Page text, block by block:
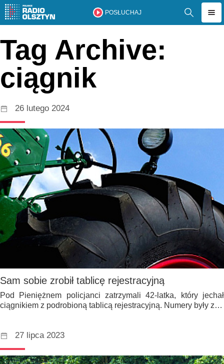
POSŁUCHAJ
Tag Archive:
ciągnik
26 lutego 2024
Sam sobie zrobił tablicę rejestracyjną
Pod Pieniężnem policjanci zatrzymali 42-latka, który jechał
ciągnikiem z podrobioną tablicą rejestracyjną. Numery były z…
27 lipca 2023